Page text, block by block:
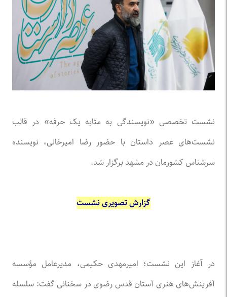
نشست تخصصی «نویسندگی به مثابه یک حرفه» در قالب
نشست‌های عصر داستان با حضور رضا امیرخانی، نویسنده
سرشناس کشورمان در مشهد برگزار شد.
گزارش تصویری نشست
در آغاز این نشست؛ امیرمهدی حکیمی، مدیرعامل مؤسسه
آفرینش‌های هنری آستان قدس رضوی در سخنانی گفت: سلسله